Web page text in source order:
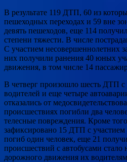
В результате 119 ДТП, 60 из
пешеходных переходах и 59 вне
девять пешеходов, еще 114
степени тяжести. В числе
С участием несовершеннолетних
них получили ранения 40 юных
движения, в том числе 14
В четверг произошло шесть ДТП с
водителей и еще четыре
отказались от
происшествиях погибли два
телесные повреждения. Кроме
зафиксировано 15 ДТП с участием
погиб один человек, еще 21
происшествий с автобусами
дорожного движения их